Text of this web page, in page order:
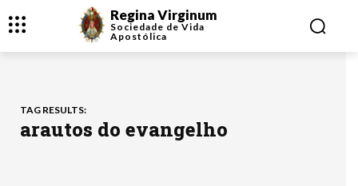
Regina Virginum
Sociedade de Vida
Apostólica
TAG RESULTS:
arautos do evangelho